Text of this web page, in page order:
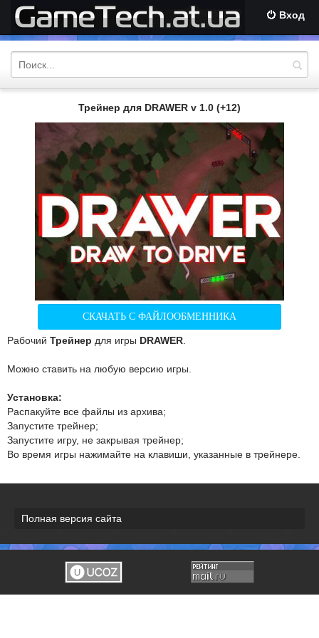
Вход
Трейнер для DRAWER v 1.0 (+12)
СКАЧАТЬ С ФАЙЛООБМЕННИКА
Рабочий Трейнер для игры DRAWER
Можно ставить на любую версию игры.
Установка:
Распакуйте все файлы из архива;
Запустите трейнер;
Запустите игру, не закрывая трейнер;
Во время игры нажимайте на клавиши, указанные в трейнере.
Полная версия сайта